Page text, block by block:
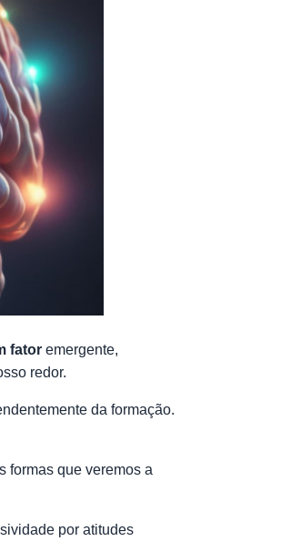
fator emergente,
redor.
da formação.
formas que veremos a
por atitudes